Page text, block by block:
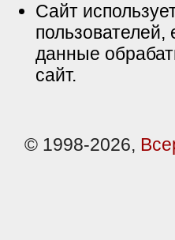
Сайт
данные
сайт.
© 1998-2026,